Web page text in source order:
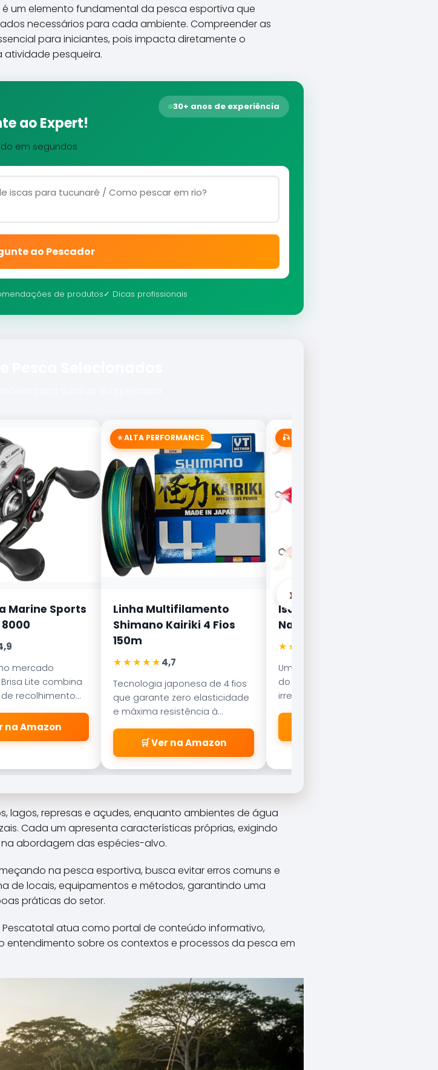
um elemento fundamental da pesca esportiva que
necessários para cada ambiente. Compreender as
para iniciantes, pois impacta diretamente o
pesqueira.
ao Expert!
em segundos
30+ anos de experiência
ao Pescador
de produtos✓ Dicas profissionais
Marine Sports
mercado
Lite combina
recolhimento
de freio
evita as
na Amazon
⭐ ALTA PERFORMANCE
Linha Multifilamento
Shimano Kairiki 4 Fios
150m
★★★★★4,7
Tecnologia japonesa de 4 fios
que garante zero elasticidade
e máxima resistência à
abrasão. Desliza suavemente
pelos passadores.
🛒 Ver na Amazon
🎣 MAIS VENDIDA
Isca Artificial Nelson
Nakamura Curisco 70
★★★★★
Uma das iscas mais famosas
do Brasil. Com nado errático, é
irresistível para o Tucunaré e o
Robalo. Essencial em qualquer
›
lagos, represas e açudes, enquanto ambientes de água
Cada um apresenta características próprias, exigindo
abordagem das espécies-alvo.
na pesca esportiva, busca evitar erros comuns e
de locais, equipamentos e métodos, garantindo uma
práticas do setor.
atua como portal de conteúdo informativo,
sobre os contextos e processos da pesca em